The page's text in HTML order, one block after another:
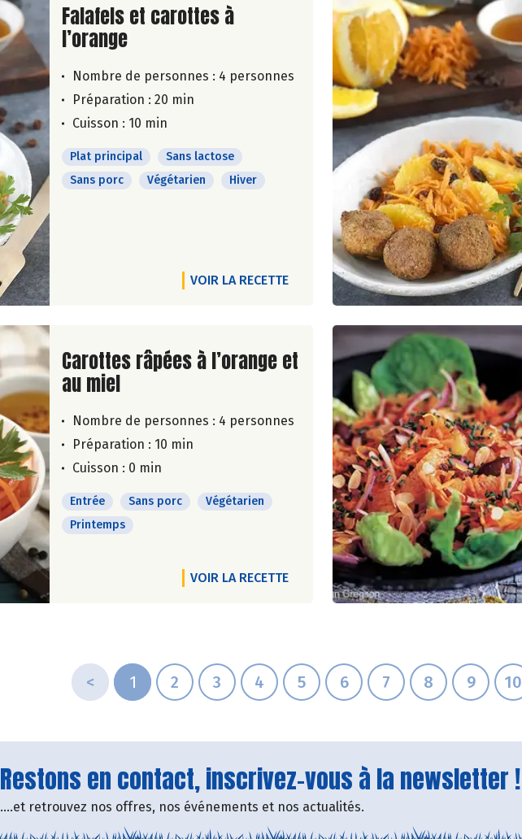
Lire la suite de la recette
Falafels et carottes à
l’orange
Nombre de personnes : 4 personnes
Préparation : 20 min
Cuisson : 10 min
Plat principal
Sans lactose
Sans porc
Végétarien Hiver
VOIR LA RECETTE
Lire la suite de la recette
Carottes râpées à l’orange et
au miel
Nombre de personnes : 4 personnes
Préparation : 10 min
Cuisson : 0 min
Entrée Sans porc
Végétarien
Printemps
VOIR LA RECETTE
< 1 2 3 4 5 6 7 8 9 10
Restons en contact, inscrivez-vous à la newsletter !
....et retrouvez nos offres, nos événements et nos actualités.